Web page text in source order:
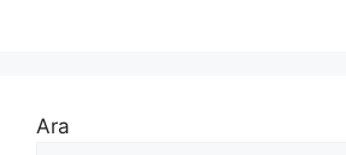
Ara